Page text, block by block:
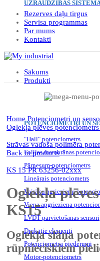
UZRAUDZĪBAS
Rezerves daļu tirgus
Servisa programmas
Par mums
Kontakti
Sākums
Produkti
POTENCIOMETRI UN
"Hall" potenciometrs
Folijas membrānas
Pārnesum-potenciometrs
Lineārais potenciometrs
Vairāku agriezienu
Viena apgrieziena
LVDT pārvietošanās sensori
Drukātie elementi
Potenciometra piederumi
Motor-potenciometrs
Home Potenciometri un
Oglekļa plēves
Strāvas vadoša polimēra
Back to products
KS 15 PR 63256-02xxx
Oglekļa
KS15
Oglekļa slāņa
rūpnieciskiem